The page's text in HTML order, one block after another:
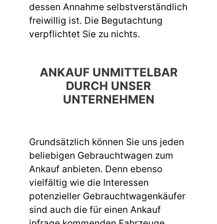
dessen Annahme selbstverständlich
freiwillig ist. Die Begutachtung
verpflichtet Sie zu nichts.
ANKAUF UNMITTELBAR
DURCH UNSER
UNTERNEHMEN
Grundsätzlich können Sie uns jeden
beliebigen Gebrauchtwagen zum
Ankauf anbieten. Denn ebenso
vielfältig wie die Interessen
potenzieller Gebrauchtwagenkäufer
sind auch die für einen Ankauf